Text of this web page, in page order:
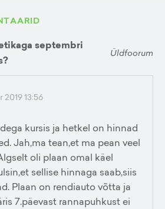
septembri
Üldfoorum
2019 13:56
kursis ja hetkel on hinnad
Jah,ma tean,et ma pean veel
oli plaan omal käel
sellise hinnaga saab,siis
Plaan on rendiauto võtta ja
7.päevast rannapuhkust ei